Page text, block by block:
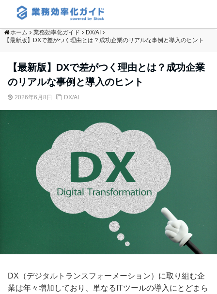
ホーム 業務効率化ガイド
DX/AI
【最新版】DXで差がつく理由とは？成功企業のリアルな事例と導入のヒント
【最新版】DXで差がつく理由とは？成功企業
のリアルな事例と導入のヒント
2026年6月8日 DX/AI
DX（デジタルトランスフォーメーション）に取り組む企
業は年々増加しており、単なるITツールの導入にとどまら